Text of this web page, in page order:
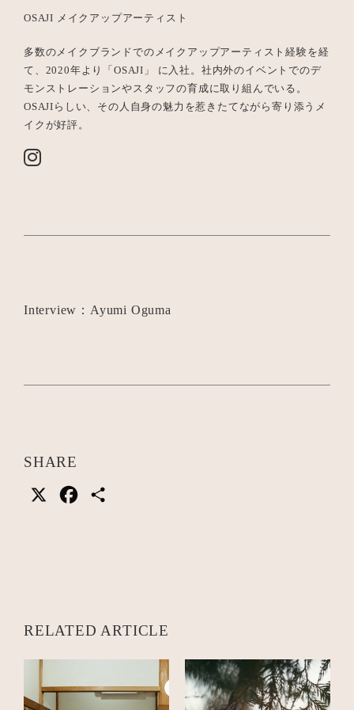
OSAJI メイクアップアーティスト
多数のメイクブランドでのメイクアップアーティスト経験を経
て、2020年より「OSAJI」 に入社。社内外のイベントでのデ
モンストレーションやスタッフの育成に取り組んでいる。
OSAJIらしい、その人自身の魅力を惹きたてながら寄り添うメ
イクが好評。
Interview：Ayumi Oguma
SHARE
X Facebook
RELATED ARTICLE